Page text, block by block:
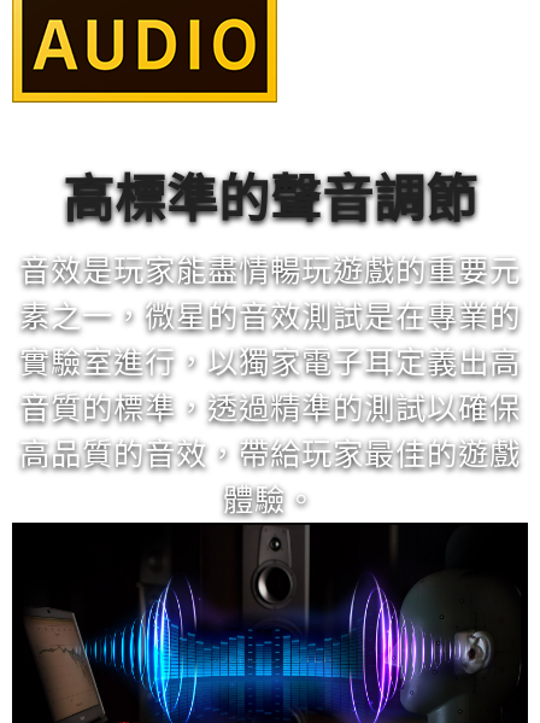
高標準的聲音調節
音效是玩家能盡情暢玩遊戲的重要元
素之一，微星的音效測試是在專業的
實驗室進行，以獨家電子耳定義出高
音質的標準，透過精準的測試以確保
高品質的音效，帶給玩家最佳的遊戲
體驗。